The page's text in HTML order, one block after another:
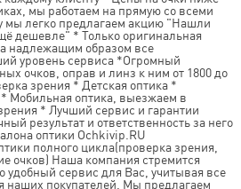
мы работаем на прямую со всеми
мы легко предлагаем акцию "Нашли
дешевле" * Только оригинальная
надлежащим образом все
уровень сервиса *Огромный
очков, оправ и линз к ним от 1800 до
зрения * Детская оптика *
Мобильная оптика, выезжаем в
* Лучший сервис и гарантии
результат и ответственность за него
оптики Ochkivip.RU
полного цикла(проверка зрения,
очков) Наша компания стремится
удобный сервис для Вас, учитывая все
наших покупателей. Мы предлагаем